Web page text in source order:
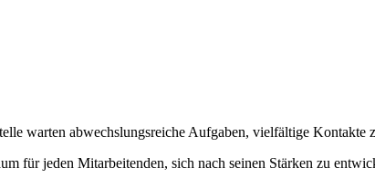
warten abwechslungsreiche Aufgaben, vielfältige
für jeden Mitarbeitenden, sich nach seinen Stärken zu